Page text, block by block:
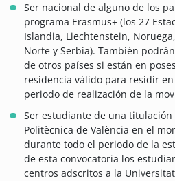
Ser nacional de alguno de los
programa Erasmus+ (los 27
Islandia, Liechtenstein,
Norte y Serbia). También
de otros países si están en
residencia válido para residir
periodo de realización de la
Ser estudiante de una
Politècnica de València en el
durante todo el periodo de la
de esta convocatoria los
centros adscritos a la